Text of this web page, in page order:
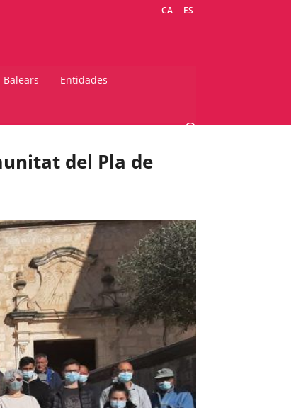
CA ES
Balears Entidades
del Pla de